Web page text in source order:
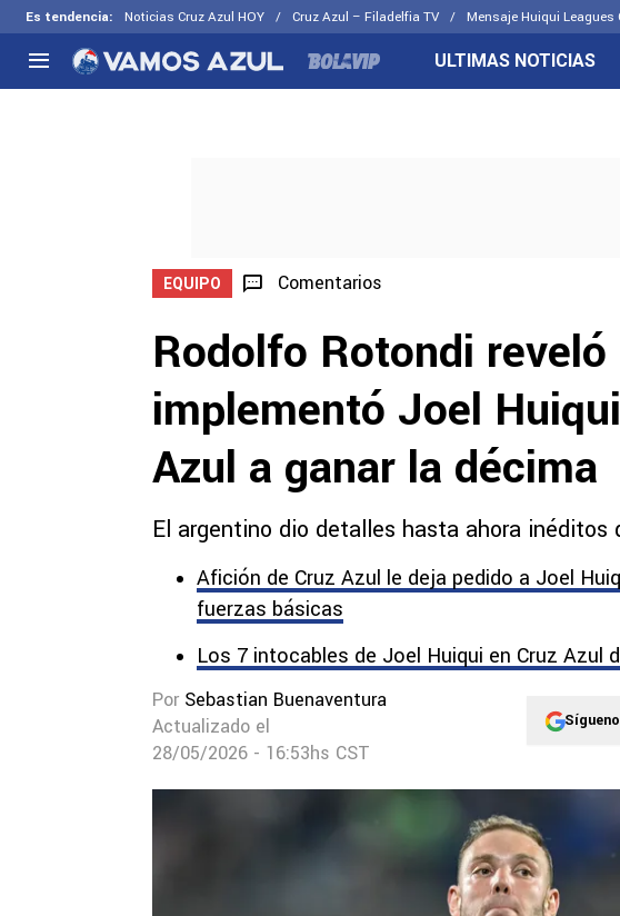
Es tendencia: Noticias Cruz Azul HOY Cruz Azul – Filadelfia TV Mensaje Huiqui Leagues
Selección Mexicana
ULTIMAS NOTICIAS
EQUIPO Comentarios
Rodolfo Rotondi
implementó Joel
Azul a ganar la décima
El argentino dio detalles hasta ahora
Afición de Cruz Azul le deja pedido a Joel
fuerzas básicas
Los 7 intocables de Joel Huiqui en Cruz Azul
Por Sebastian Buenaventura
Actualizado el
28/05/2026 - 16:53hs CST